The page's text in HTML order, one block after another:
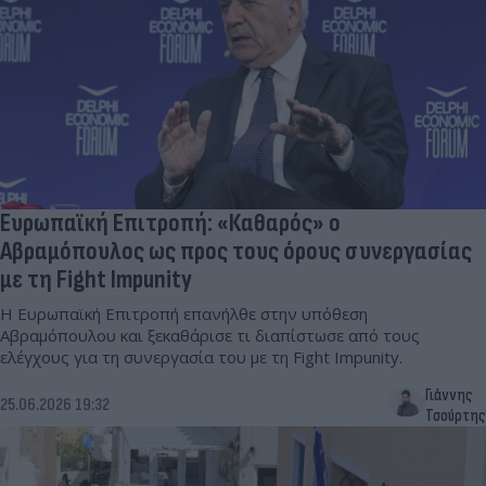
Ευρωπαϊκή Επιτροπή: «Καθαρός» ο
Αβραμόπουλος ως προς τους όρους συνεργασίας
με τη Fight Impunity
Η Ευρωπαϊκή Επιτροπή επανήλθε στην υπόθεση
Αβραμόπουλου και ξεκαθάρισε τι διαπίστωσε από τους
ελέγχους για τη συνεργασία του με τη Fight Impunity.
25.06.2026 19:32
Γιάννης
Τσούρτης